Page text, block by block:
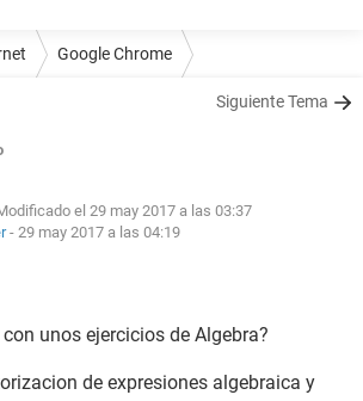
Google Chrome
Siguiente Tema
el 29 may 2017 a las 03:37
- 29 may 2017 a las 04:19
unos ejercicios de Algebra?
de expresiones algebraica y